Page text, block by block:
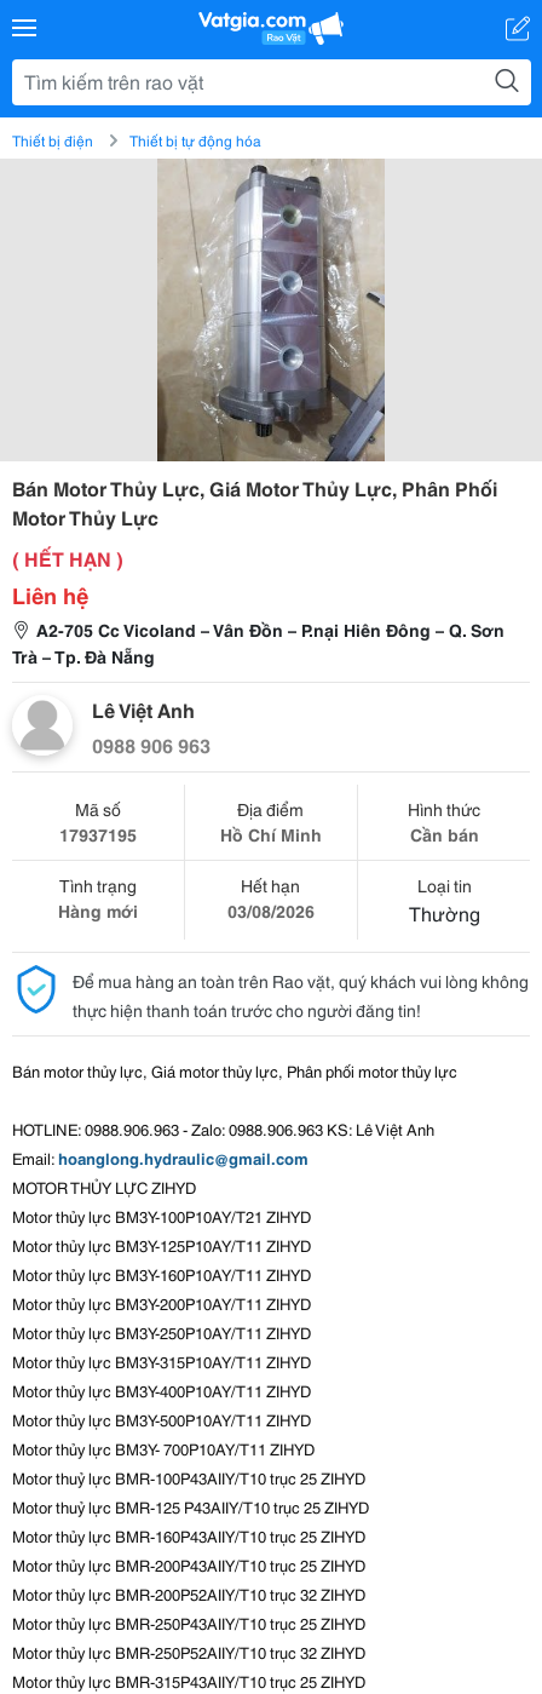
Thiết bị điện Thiết bị tự động hóa
Bán Motor Thủy Lực, Giá Motor Thủy Lực, Phân Phối
Motor Thủy Lực
( HẾT HẠN )
Liên hệ
A2-705 Cc Vicoland – Vân Đồn – P.nại Hiên Đông – Q. Sơn
Trà – Tp. Đà Nẵng
Lê Việt Anh
0988 906 963
Mã số
17937195
Địa điểm
Hồ Chí Minh
Hình thức
Cần bán
Tình trạng
Hàng mới
Hết hạn
03/08/2026
Loại tin
Thường
Để mua hàng an toàn trên Rao vặt, quý khách vui lòng không
thực hiện thanh toán trước cho người đăng tin!
Bán motor thủy lực, Giá motor thủy lực, Phân phối motor thủy lực
HOTLINE: 0988.906.963 - Zalo: 0988.906.963 KS: Lê Việt Anh
Email:hoanglong.hydraulic@gmail.com
MOTOR THỦY LỰC ZIHYD
Motor thủy lực BM3Y-100P10AY/T21 ZIHYD
Motor thủy lực BM3Y-125P10AY/T11 ZIHYD
Motor thủy lực BM3Y-160P10AY/T11 ZIHYD
Motor thủy lực BM3Y-200P10AY/T11 ZIHYD
Motor thủy lực BM3Y-250P10AY/T11 ZIHYD
Motor thủy lực BM3Y-315P10AY/T11 ZIHYD
Motor thủy lực BM3Y-400P10AY/T11 ZIHYD
Motor thủy lực BM3Y-500P10AY/T11 ZIHYD
Motor thủy lực BM3Y- 700P10AY/T11 ZIHYD
Motor thuỷ lực BMR-100P43AIIY/T10 trục 25 ZIHYD
Motor thuỷ lực BMR-125 P43AIIY/T10 trục 25 ZIHYD
Motor thủy lực BMR-160P43AIIY/T10 trục 25 ZIHYD
Motor thủy lực BMR-200P43AIIY/T10 trục 25 ZIHYD
Motor thủy lực BMR-200P52AIIY/T10 trục 32 ZIHYD
Motor thủy lực BMR-250P43AIIY/T10 trục 25 ZIHYD
Motor thủy lực BMR-250P52AIIY/T10 trục 32 ZIHYD
Motor thủy lực BMR-315P43AIIY/T10 trục 25 ZIHYD